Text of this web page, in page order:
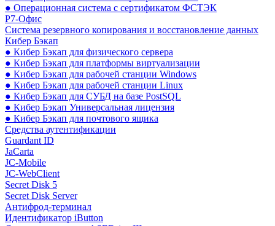
● Операционная система с сертификатом ФСТЭК
Р7-Офис
Система резервного копирования и восстановление данных
Кибер Бэкап
● Кибер Бэкап для физического сервера
● Кибер Бэкап для платформы виртуализации
● Кибер Бэкап для рабочей станции Windows
● Кибер Бэкап для рабочей станции Linux
● Кибер Бэкап для СУБД на базе PostSQL
● Кибер Бэкап Универсальная лицензия
● Кибер Бэкап для почтового ящика
Средства аутентификации
Guardant ID
JaCarta
JC-Mobile
JC-WebClient
Secret Disk 5
Secret Disk Server
Антифрод-терминал
Идентификатор iButton